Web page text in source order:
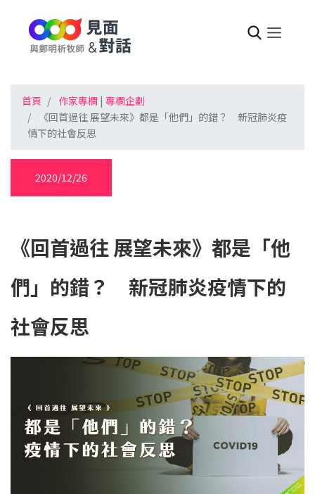
首頁 作家專欄 | 專欄企劃
《回首過往 展望未來》都是「他們」的錯？ 新冠肺炎疫
情下的社會反思
2020/12/26
《回首過往 展望未來》都是「他
們」的錯？ 新冠肺炎疫情下的
社會反思